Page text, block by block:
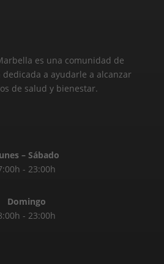
es una comunidad de
a ayudarle a alcanzar
de salud y bienestar.
– Sábado
- 23:00h
Domingo
- 23:00h